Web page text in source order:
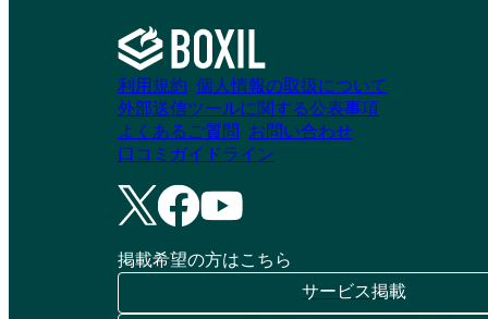
wakucone plus
資料請求リストに追加
iTAssetEye
資料請求リストに追加
Assetment Neo for 情
利用規約 個人情報の取扱について
外部送信ツールに関する公表事項
よくあるご質問
お問い合わせ
口コミガイドライン
掲載希望の方はこちら
サービス掲載